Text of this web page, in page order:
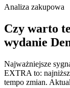
Analiza zakupowa
Czy warto
wydanie
Najważniejsze
EXTRA to:
tempo zmian.